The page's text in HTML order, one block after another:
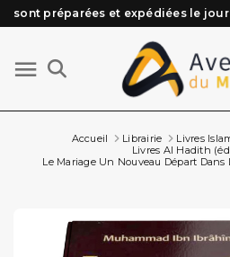
Besoin d'aide ? Retrouvez notre FAQ
Livraison offerte à partir de 89€
Les Commandes passées avant 15h
Accueil Librairie
Livres
Livres Al Hadith
Le Mariage Un Nouveau Départ